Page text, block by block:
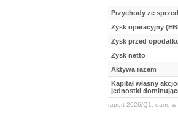
Przychody ze
Zysk operacyjny
Zysk przed
Zysk netto
Aktywa razem
Kapitał własny
jednostki
raport 2026/Q1, dane w